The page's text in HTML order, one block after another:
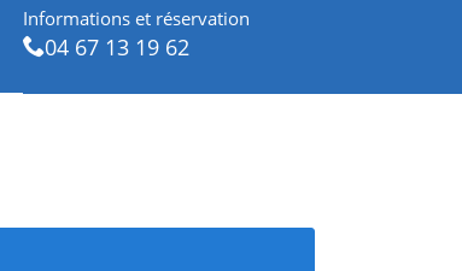
Informations et réservation
04 67 13 19 62